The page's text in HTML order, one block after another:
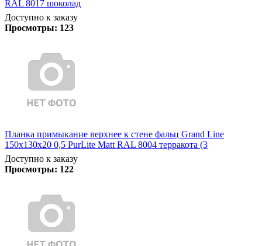
RAL 8017 шоколад
Доступно к заказу
Просмотры: 123
Планка примыкание верхнее к стене фальц Grand Line
150х130х20 0,5 PurLite Matt RAL 8004 терракота (3
Доступно к заказу
Просмотры: 122